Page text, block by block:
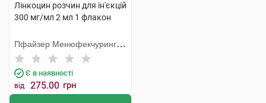
Лінкоцин розчин для ін'єкцій
300 мг/мл 2 мл 1 флакон
Пфайзер Менюфекчуринг
Бельгія
Є в наявності
від 275.00 грн